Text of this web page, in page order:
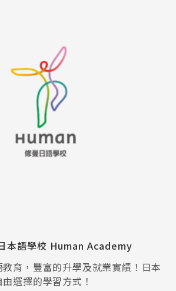
本語學校 Human Academy
育，豐富的升學及就業實績！日本
選擇的學習方式！